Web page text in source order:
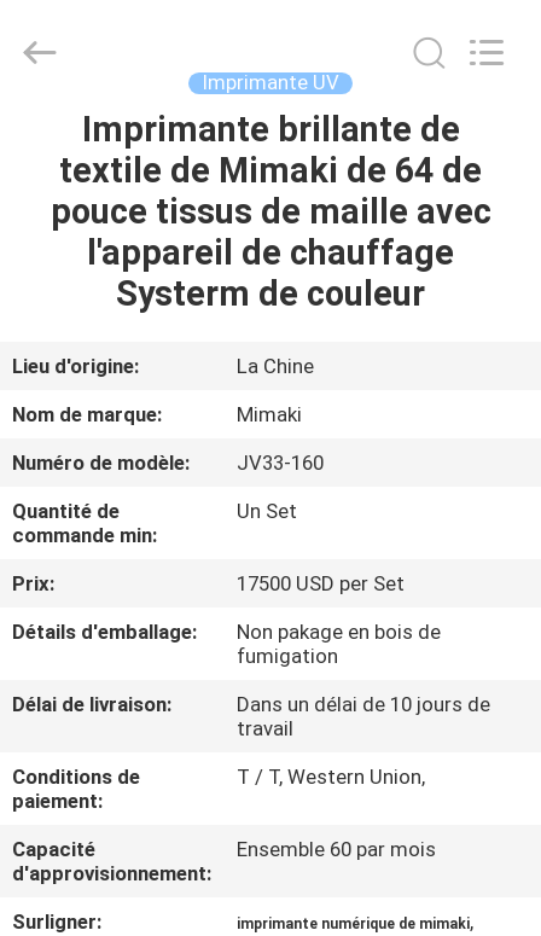
APERÇU
PRODUITS
A
PROPOS
NOUS
D'USINE
DE
LA
QUALITÉ
CONTACT
Digital
Imprimante UV
Imprimante brillante de
textile de Mimaki de 64 de
pouce tissus de maille avec
l'appareil de chauffage
Systerm de couleur
Lieu d'origine:
La Chine
Nom de marque:
Mimaki
Numéro de modèle:
JV33-160
Quantité de
commande min:
Un Set
Prix:
17500 USD per Set
Détails d'emballage:
Non pakage en bois de
fumigation
Délai de livraison:
Dans un délai de 10 jours de
travail
Conditions de
paiement:
T / T, Western Union,
Capacité
d'approvisionnement:
Ensemble 60 par mois
Surligner: imprimante numérique de mimaki,